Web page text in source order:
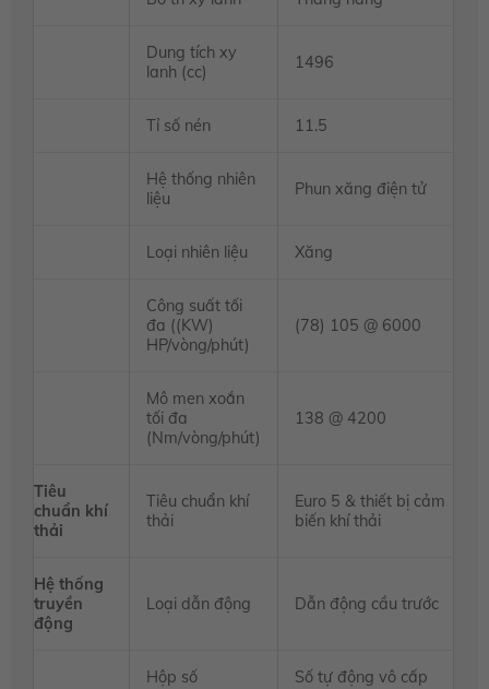
Dung tích xy
lanh (cc)
1496
Tỉ số nén 11.5
Hệ thống nhiên
liệu
Phun xăng điện tử
Loại nhiên liệu Xăng
Công suất tối
đa ((KW)
HP/vòng/phút)
(78) 105 @ 6000
Mô men xoắn
tối đa
(Nm/vòng/phút)
138 @ 4200
Tiêu
chuẩn khí
thải
Tiêu chuẩn khí
thải
Euro 5 & thiết bị cảm
biến khí thải
Hệ thống
truyền
động
Loại dẫn động Dẫn động cầu trước
Hộp số Số tự động vô cấp